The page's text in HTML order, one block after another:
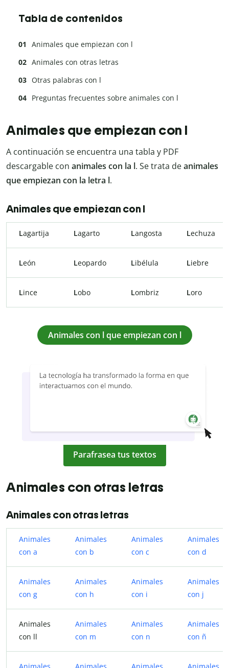
Tabla de contenidos
Animales que empiezan con l
Animales con otras letras
Otras palabras con l
Preguntas frecuentes sobre animales con l
Animales que empiezan con l
A continuación se encuentra una tabla y PDF
descargable con animales con la l. Se trata deanimales
que empiezan con la letra l.
Animales que empiezan con l
Lagartija Lagarto Langosta Lechuza
León Leopardo Libélula Liebre
Lince Lobo Lombriz Loro
Animales con l que empiezan con l
Parafrasea tus textos
Animales con otras letras
Animales con otras letras
Animales
con a
Animales
con b
Animales
con c
Animales
con d
Animales
con g
Animales
con h
Animales
con i
Animales
con j
Animales
con ll
Animales
con m
Animales
con n
Animales
con ñ